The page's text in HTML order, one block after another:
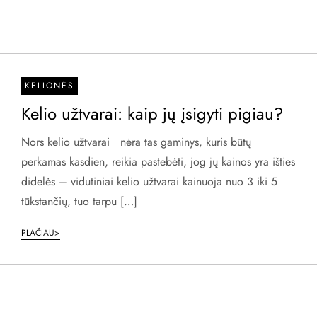
KELIONĖS
Kelio užtvarai: kaip jų įsigyti pigiau?
Nors kelio užtvarai nėra tas gaminys, kuris būtų
perkamas kasdien, reikia pastebėti, jog jų kainos yra išties
didelės – vidutiniai kelio užtvarai kainuoja nuo 3 iki 5
tūkstančių, tuo tarpu […]
PLAČIAU>